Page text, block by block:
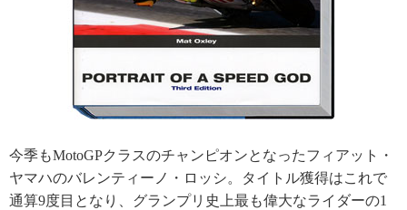
今季もMotoGPクラスのチャンピオンとなったフィアット・
ヤマハのバレンティーノ・ロッシ。タイトル獲得はこれで
通算9度目となり、グランプリ史上最も偉大なライダーの1